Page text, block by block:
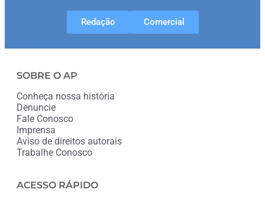
Redação Comercial
SOBRE O AP
Conheça nossa história
Denuncie
Fale Conosco
Imprensa
Aviso de direitos autorais
Trabalhe Conosco
ACESSO RÁPIDO